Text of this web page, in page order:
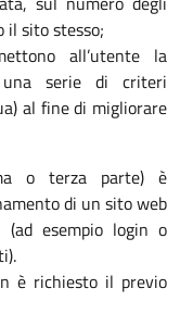
il sito stesso;
all’utente la
serie di criteri
al fine di migliorare
o terza parte) è
di un sito web
esempio login o
è richiesto il previo